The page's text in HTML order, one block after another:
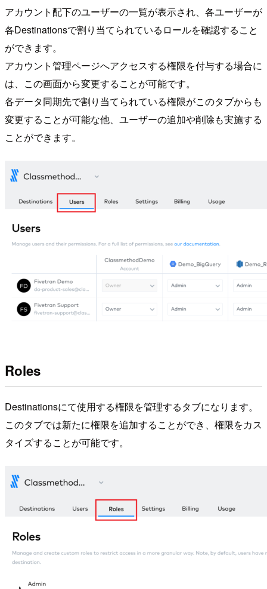
アカウント配下のユーザーの一覧が表示され、各ユーザーが
各Destinationsで割り当てられているロールを確認すること
ができます。
アカウント管理ページへアクセスする権限を付与する場合に
は、この画面から変更することが可能です。
各データ同期先で割り当てられている権限がこのタブからも
変更することが可能な他、ユーザーの追加や削除も実施する
ことができます。
Roles
Destinationsにて使用する権限を管理するタブになります。
このタブでは新たに権限を追加することができ、権限をカス
タイズすることが可能です。